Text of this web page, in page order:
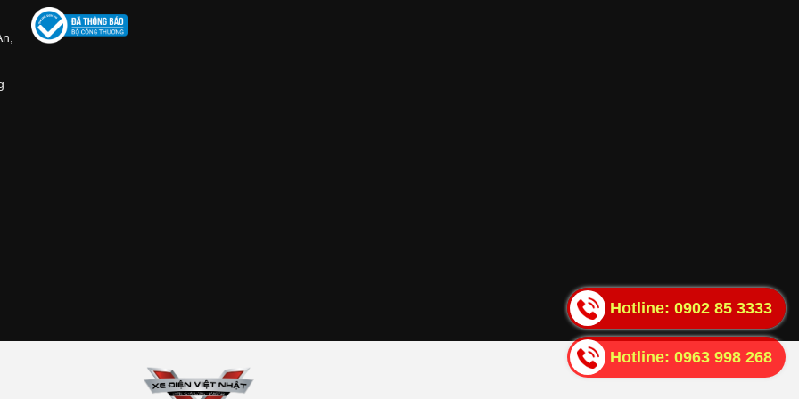
Hotline: 0902 85 3333
Hotline: 0963 998 268